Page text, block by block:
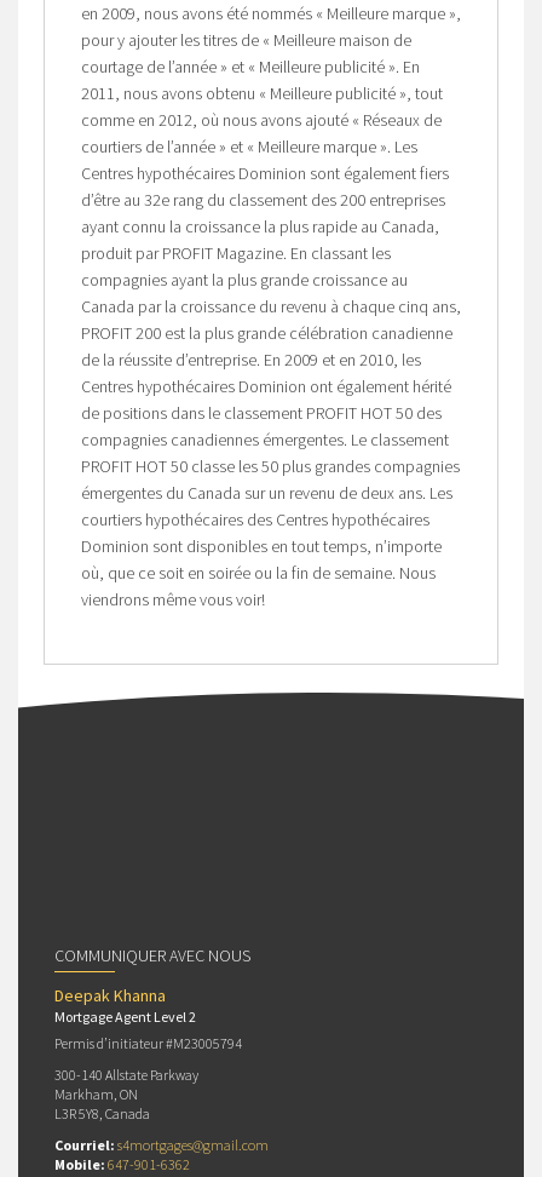
en 2009, nous avons été nommés « Meilleure marque »,
pour y ajouter les titres de « Meilleure maison de
courtage de l’année » et « Meilleure publicité ». En
2011, nous avons obtenu « Meilleure publicité », tout
comme en 2012, où nous avons ajouté « Réseaux de
courtiers de l’année » et « Meilleure marque ». Les
Centres hypothécaires Dominion sont également fiers
d’être au 32e rang du classement des 200 entreprises
ayant connu la croissance la plus rapide au Canada,
produit par PROFIT Magazine. En classant les
compagnies ayant la plus grande croissance au
Canada par la croissance du revenu à chaque cinq ans,
PROFIT 200 est la plus grande célébration canadienne
de la réussite d’entreprise. En 2009 et en 2010, les
Centres hypothécaires Dominion ont également hérité
de positions dans le classement PROFIT HOT 50 des
compagnies canadiennes émergentes. Le classement
PROFIT HOT 50 classe les 50 plus grandes compagnies
émergentes du Canada sur un revenu de deux ans. Les
courtiers hypothécaires des Centres hypothécaires
Dominion sont disponibles en tout temps, n’importe
où, que ce soit en soirée ou la fin de semaine. Nous
viendrons même vous voir!
COMMUNIQUER AVEC NOUS
Deepak Khanna
Mortgage Agent Level 2
Permis d’initiateur #M23005794
300-140 Allstate Parkway
Markham, ON
L3R 5Y8, Canada
Courriel: s4mortgages@gmail.com
Mobile: 647-901-6362